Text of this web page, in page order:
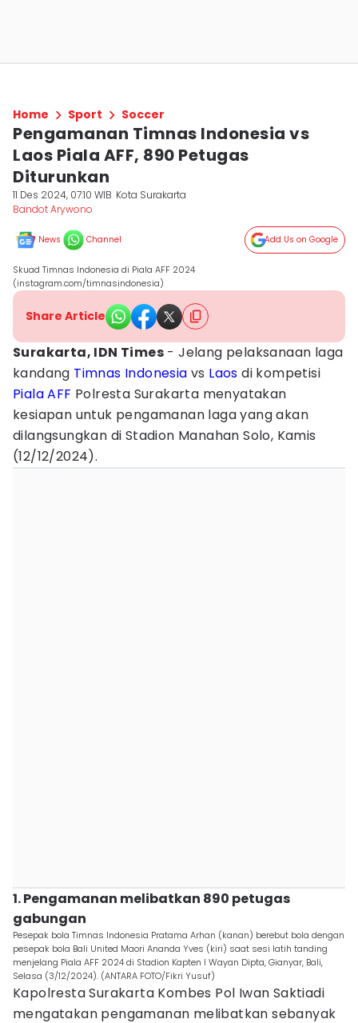
Home Sport Soccer
Pengamanan Timnas Indonesia vs
Laos Piala AFF, 890 Petugas
Diturunkan
11 Des 2024, 07:10 WIB Kota Surakarta
Bandot Arywono
News Channel Add Us on Google
Skuad Timnas Indonesia di Piala AFF 2024
(instagram.com/timnasindonesia)
Share Article
Surakarta, IDN Times - Jelang pelaksanaan laga
kandang Timnas Indonesia vs Laos di kompetisi
Piala AFF Polresta Surakarta menyatakan
kesiapan untuk pengamanan laga yang akan
dilangsungkan di Stadion Manahan Solo, Kamis
(12/12/2024).
1. Pengamanan melibatkan 890 petugas
gabungan
Pesepak bola Timnas Indonesia Pratama Arhan (kanan) berebut bola dengan
pesepak bola Bali United Maori Ananda Yves (kiri) saat sesi latih tanding
menjelang Piala AFF 2024 di Stadion Kapten I Wayan Dipta, Gianyar, Bali,
Selasa (3/12/2024). (ANTARA FOTO/Fikri Yusuf)
Kapolresta Surakarta Kombes Pol Iwan Saktiadi
mengatakan pengamanan melibatkan sebanyak